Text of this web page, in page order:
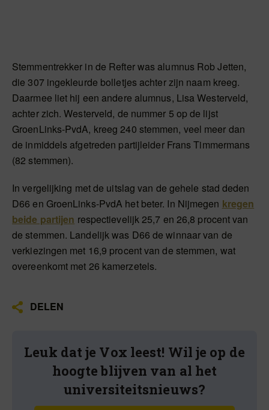
Stemmentrekker in de Refter was alumnus Rob Jetten,
die 307 ingekleurde bolletjes achter zijn naam kreeg.
Daarmee liet hij een andere alumnus, Lisa Westerveld,
achter zich. Westerveld, de nummer 5 op de lijst
GroenLinks-PvdA, kreeg 240 stemmen, veel meer dan
de inmiddels afgetreden partijleider Frans Timmermans
(82 stemmen).
In vergelijking met de uitslag van de gehele stad deden
D66 en GroenLinks-PvdA het beter. In Nijmegen kregen
beide partijen respectievelijk 25,7 en 26,8 procent van
de stemmen. Landelijk was D66 de winnaar van de
verkiezingen met 16,9 procent van de stemmen, wat
overeenkomt met 26 kamerzetels.
DELEN
Leuk dat je Vox leest! Wil je op de
hoogte blijven van al het
universiteitsnieuws?